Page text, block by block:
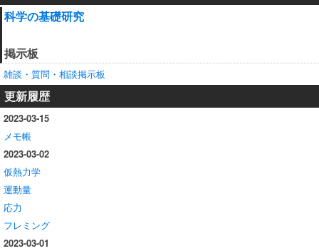
科学の基礎研究
掲示板
雑談・質問・相談掲示板
更新履歴
2023-03-15
メモ帳
2023-03-02
仮熱力学
運動量
応力
フレミング
2023-03-01